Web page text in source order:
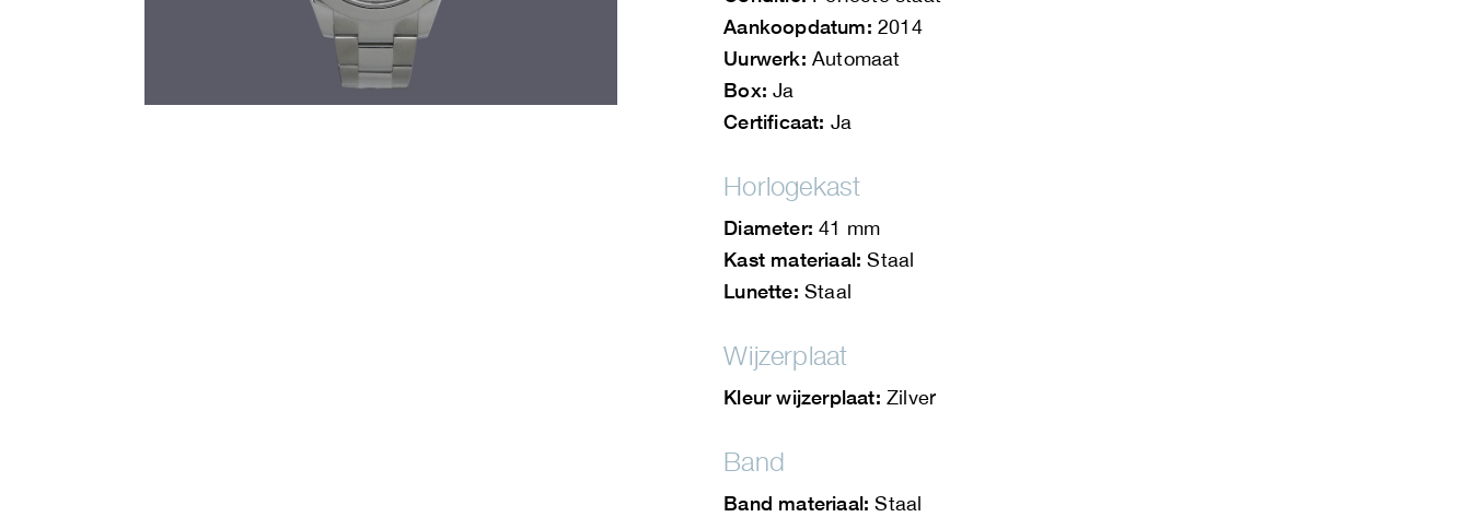
Aankoopdatum: 2014
Uurwerk: Automaat
Box: Ja
Certificaat: Ja
Horlogekast
Diameter: 41 mm
Kast materiaal: Staal
Lunette: Staal
Wijzerplaat
Kleur wijzerplaat: Zilver
Band
Band materiaal: Staal